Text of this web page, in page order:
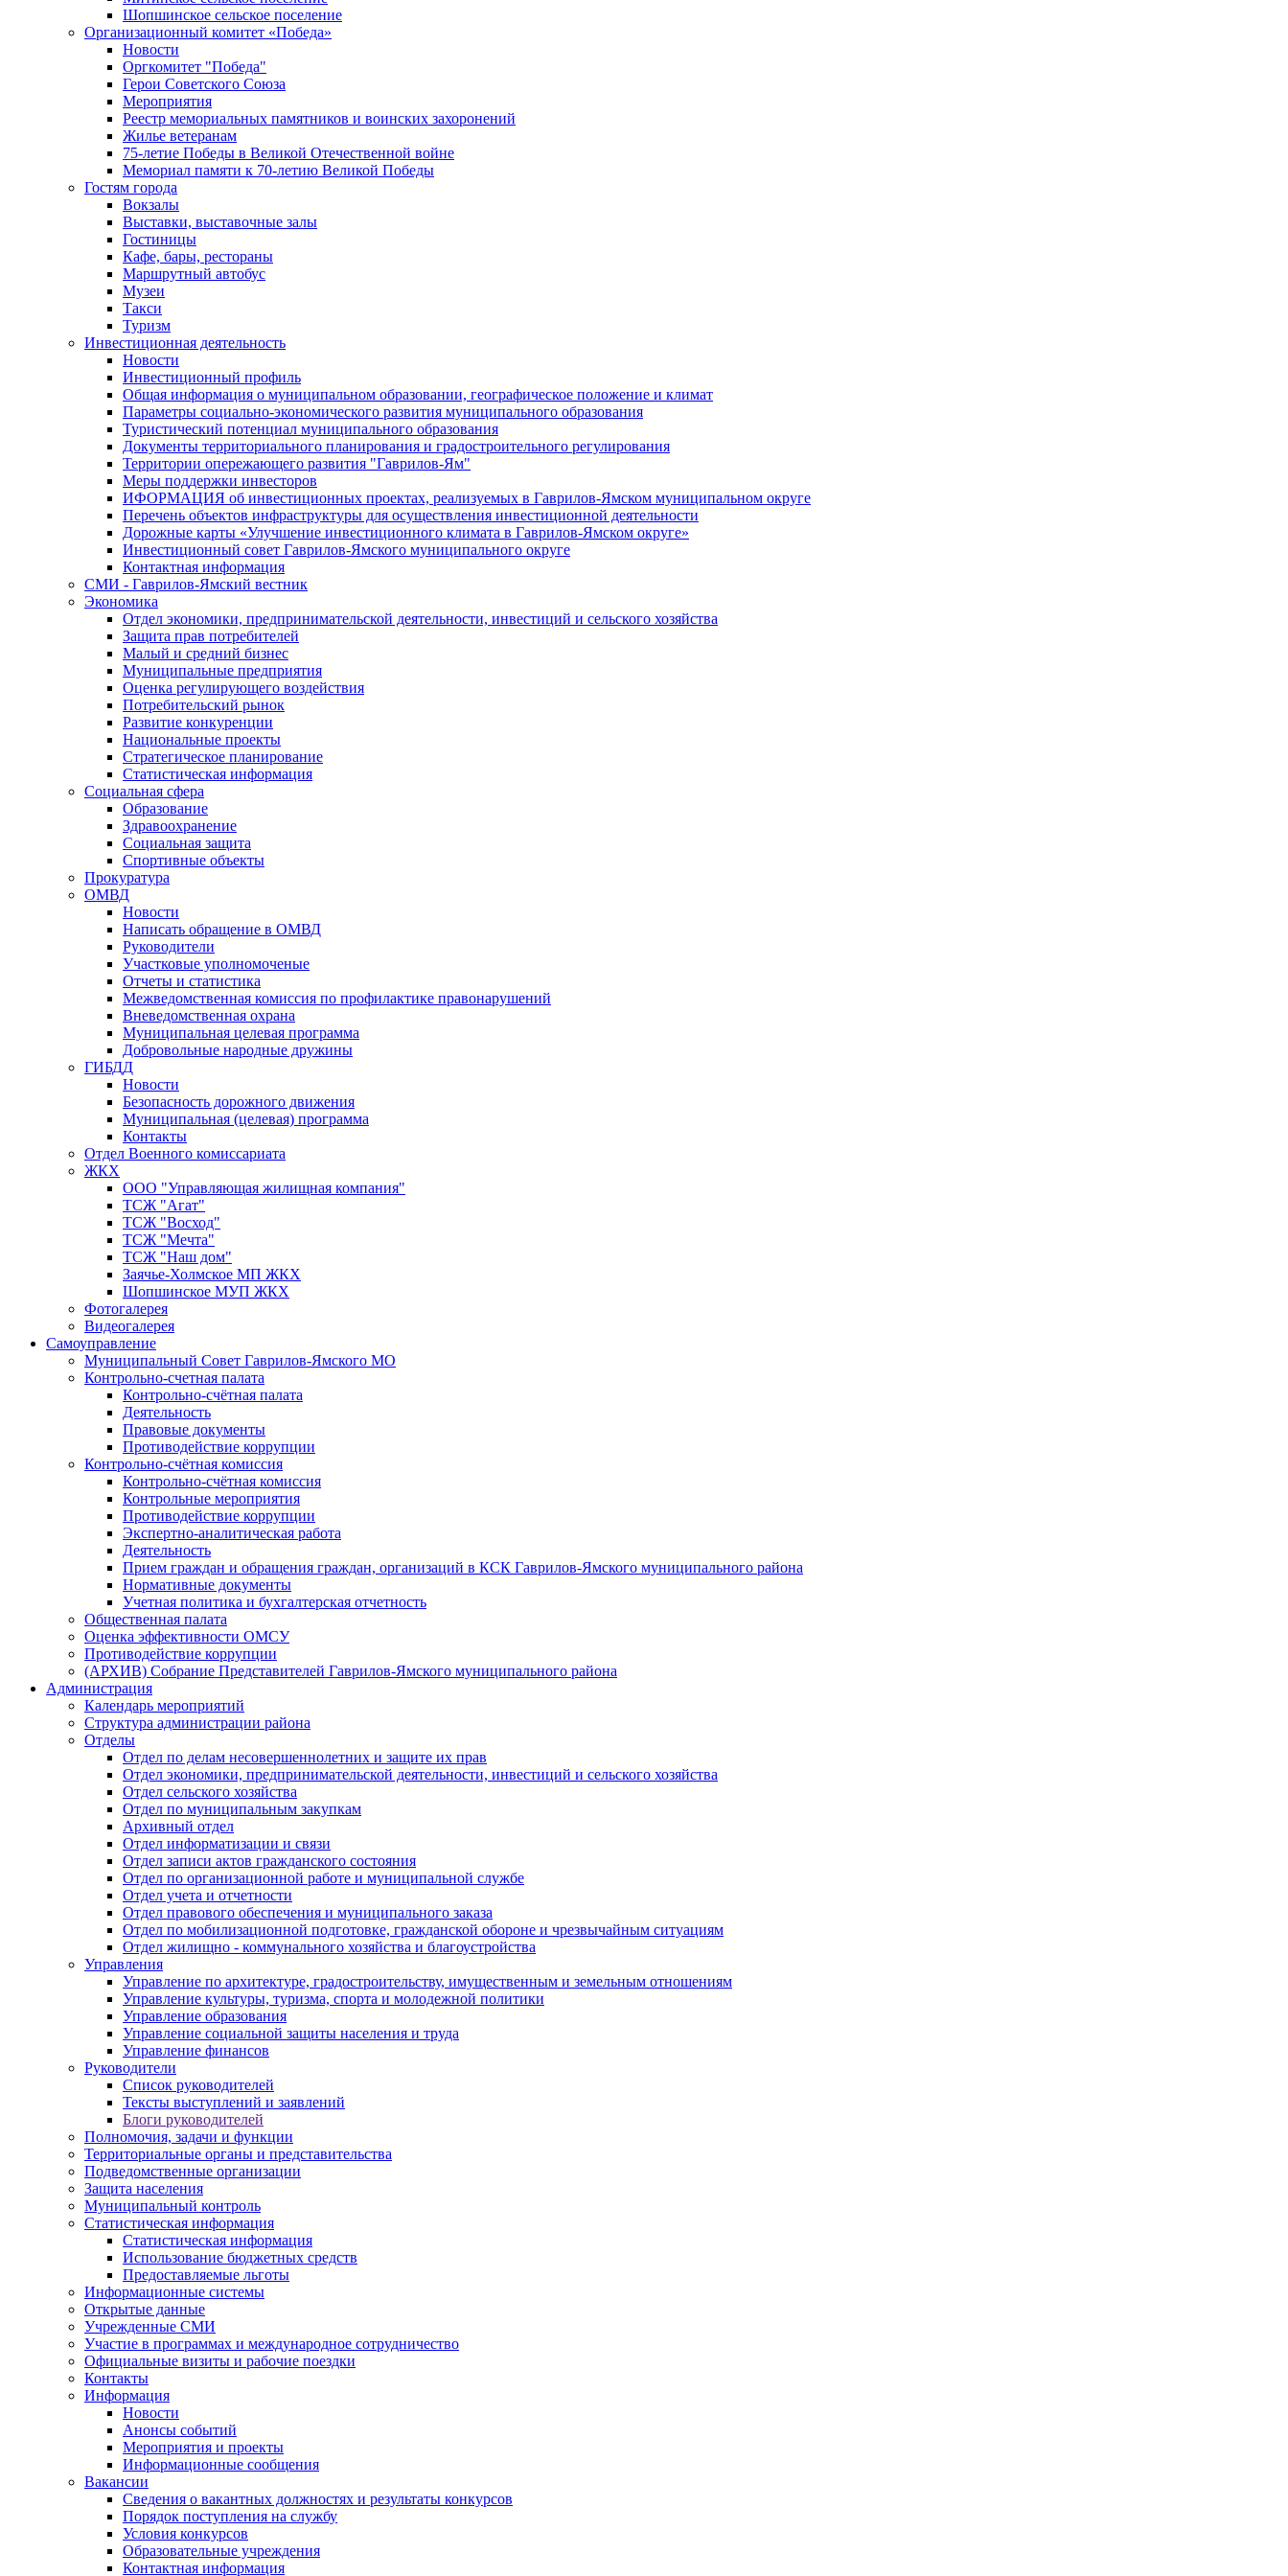
Шопшинское сельское поселение
Организационный комитет «Победа»
Новости
Оргкомитет "Победа"
Герои Советского Союза
Мероприятия
Реестр мемориальных памятников и воинских захоронений
Жилье ветеранам
75-летие Победы в Великой Отечественной войне
Мемориал памяти к 70-летию Великой Победы
Гостям города
Вокзалы
Выставки, выставочные залы
Гостиницы
Кафе, бары, рестораны
Маршрутный автобус
Музеи
Такси
Туризм
Инвестиционная деятельность
Новости
Инвестиционный профиль
Общая информация о муниципальном образовании, географическое положение и климат
Параметры социально-экономического развития муниципального образования
Туристический потенциал муниципального образования
Документы территориального планирования и градостроительного регулирования
Территории опережающего развития "Гаврилов-Ям"
Меры поддержки инвесторов
ИФОРМАЦИЯ об инвестиционных проектах, реализуемых в Гаврилов-Ямском муниципальном округе
Перечень объектов инфраструктуры для осуществления инвестиционной деятельности
Дорожные карты «Улучшение инвестиционного климата в Гаврилов-Ямском округе»
Инвестиционный совет Гаврилов-Ямского муниципального округе
Контактная информация
СМИ - Гаврилов-Ямский вестник
Экономика
Отдел экономики, предпринимательской деятельности, инвестиций и сельского хозяйства
Защита прав потребителей
Малый и средний бизнес
Муниципальные предприятия
Оценка регулирующего воздействия
Потребительский рынок
Развитие конкуренции
Национальные проекты
Стратегическое планирование
Статистическая информация
Социальная сфера
Образование
Здравоохранение
Социальная защита
Спортивные объекты
Прокуратура
ОМВД
Новости
Написать обращение в ОМВД
Руководители
Участковые уполномоченые
Отчеты и статистика
Межведомственная комиссия по профилактике правонарушений
Вневедомственная охрана
Муниципальная целевая программа
Добровольные народные дружины
ГИБДД
Новости
Безопасность дорожного движения
Муниципальная (целевая) программа
Контакты
Отдел Военного комиссариата
ЖКХ
ООО "Управляющая жилищная компания"
ТСЖ "Агат"
ТСЖ "Восход"
ТСЖ "Мечта"
ТСЖ "Наш дом"
Заячье-Холмское МП ЖКХ
Шопшинское МУП ЖКХ
Фотогалерея
Видеогалерея
Самоуправление
Муниципальный Совет Гаврилов-Ямского МО
Контрольно-счетная палата
Контрольно-счётная палата
Деятельность
Правовые документы
Противодействие коррупции
Контрольно-счётная комиссия
Контрольно-счётная комиссия
Контрольные мероприятия
Противодействие коррупции
Экспертно-аналитическая работа
Деятельность
Прием граждан и обращения граждан, организаций в КСК Гаврилов-Ямского муниципального района
Нормативные документы
Учетная политика и бухгалтерская отчетность
Общественная палата
Оценка эффективности ОМСУ
Противодействие коррупции
(АРХИВ) Собрание Представителей Гаврилов-Ямского муниципального района
Администрация
Календарь мероприятий
Структура администрации района
Отделы
Отдел по делам несовершеннолетних и защите их прав
Отдел экономики, предпринимательской деятельности, инвестиций и сельского хозяйства
Отдел сельского хозяйства
Отдел по муниципальным закупкам
Архивный отдел
Отдел информатизации и связи
Отдел записи актов гражданского состояния
Отдел по организационной работе и муниципальной службе
Отдел учета и отчетности
Отдел правового обеспечения и муниципального заказа
Отдел по мобилизационной подготовке, гражданской обороне и чрезвычайным ситуациям
Отдел жилищно - коммунального хозяйства и благоустройства
Управления
Управление по архитектуре, градостроительству, имущественным и земельным отношениям
Управление культуры, туризма, спорта и молодежной политики
Управление образования
Управление социальной защиты населения и труда
Управление финансов
Руководители
Список руководителей
Тексты выступлений и заявлений
Блоги руководителей
Полномочия, задачи и функции
Территориальные органы и представительства
Подведомственные организации
Защита населения
Муниципальный контроль
Статистическая информация
Статистическая информация
Использование бюджетных средств
Предоставляемые льготы
Информационные системы
Открытые данные
Учрежденные СМИ
Участие в программах и международное сотрудничество
Официальные визиты и рабочие поездки
Контакты
Информация
Новости
Анонсы событий
Мероприятия и проекты
Информационные сообщения
Вакансии
Сведения о вакантных должностях и результаты конкурсов
Порядок поступления на службу
Условия конкурсов
Образовательные учреждения
Контактная информация